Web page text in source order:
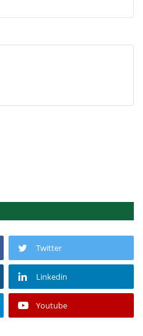
Twitter
Linkedin
Youtube